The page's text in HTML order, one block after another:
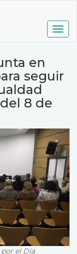
en
seguir
8 de
el Día